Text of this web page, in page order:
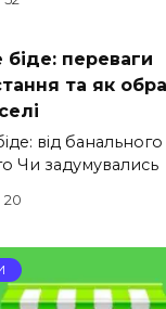
переваги
та як
від
Чи задумувались
20